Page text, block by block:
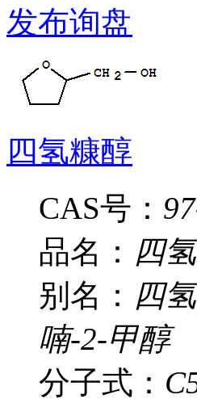
发布询盘
四氢糠醇
CAS号：
品名： 四
别名： 四
喃-2-甲醇
分子式：